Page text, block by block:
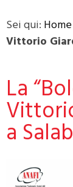
Sei qui: Home
Vittorio
La
a